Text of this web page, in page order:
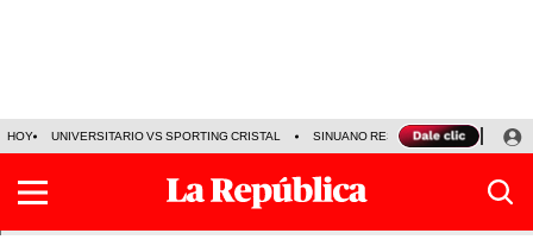
HOY UNIVERSITARIO VS SPORTING CRISTAL SINUANO RESULTADOS HOY